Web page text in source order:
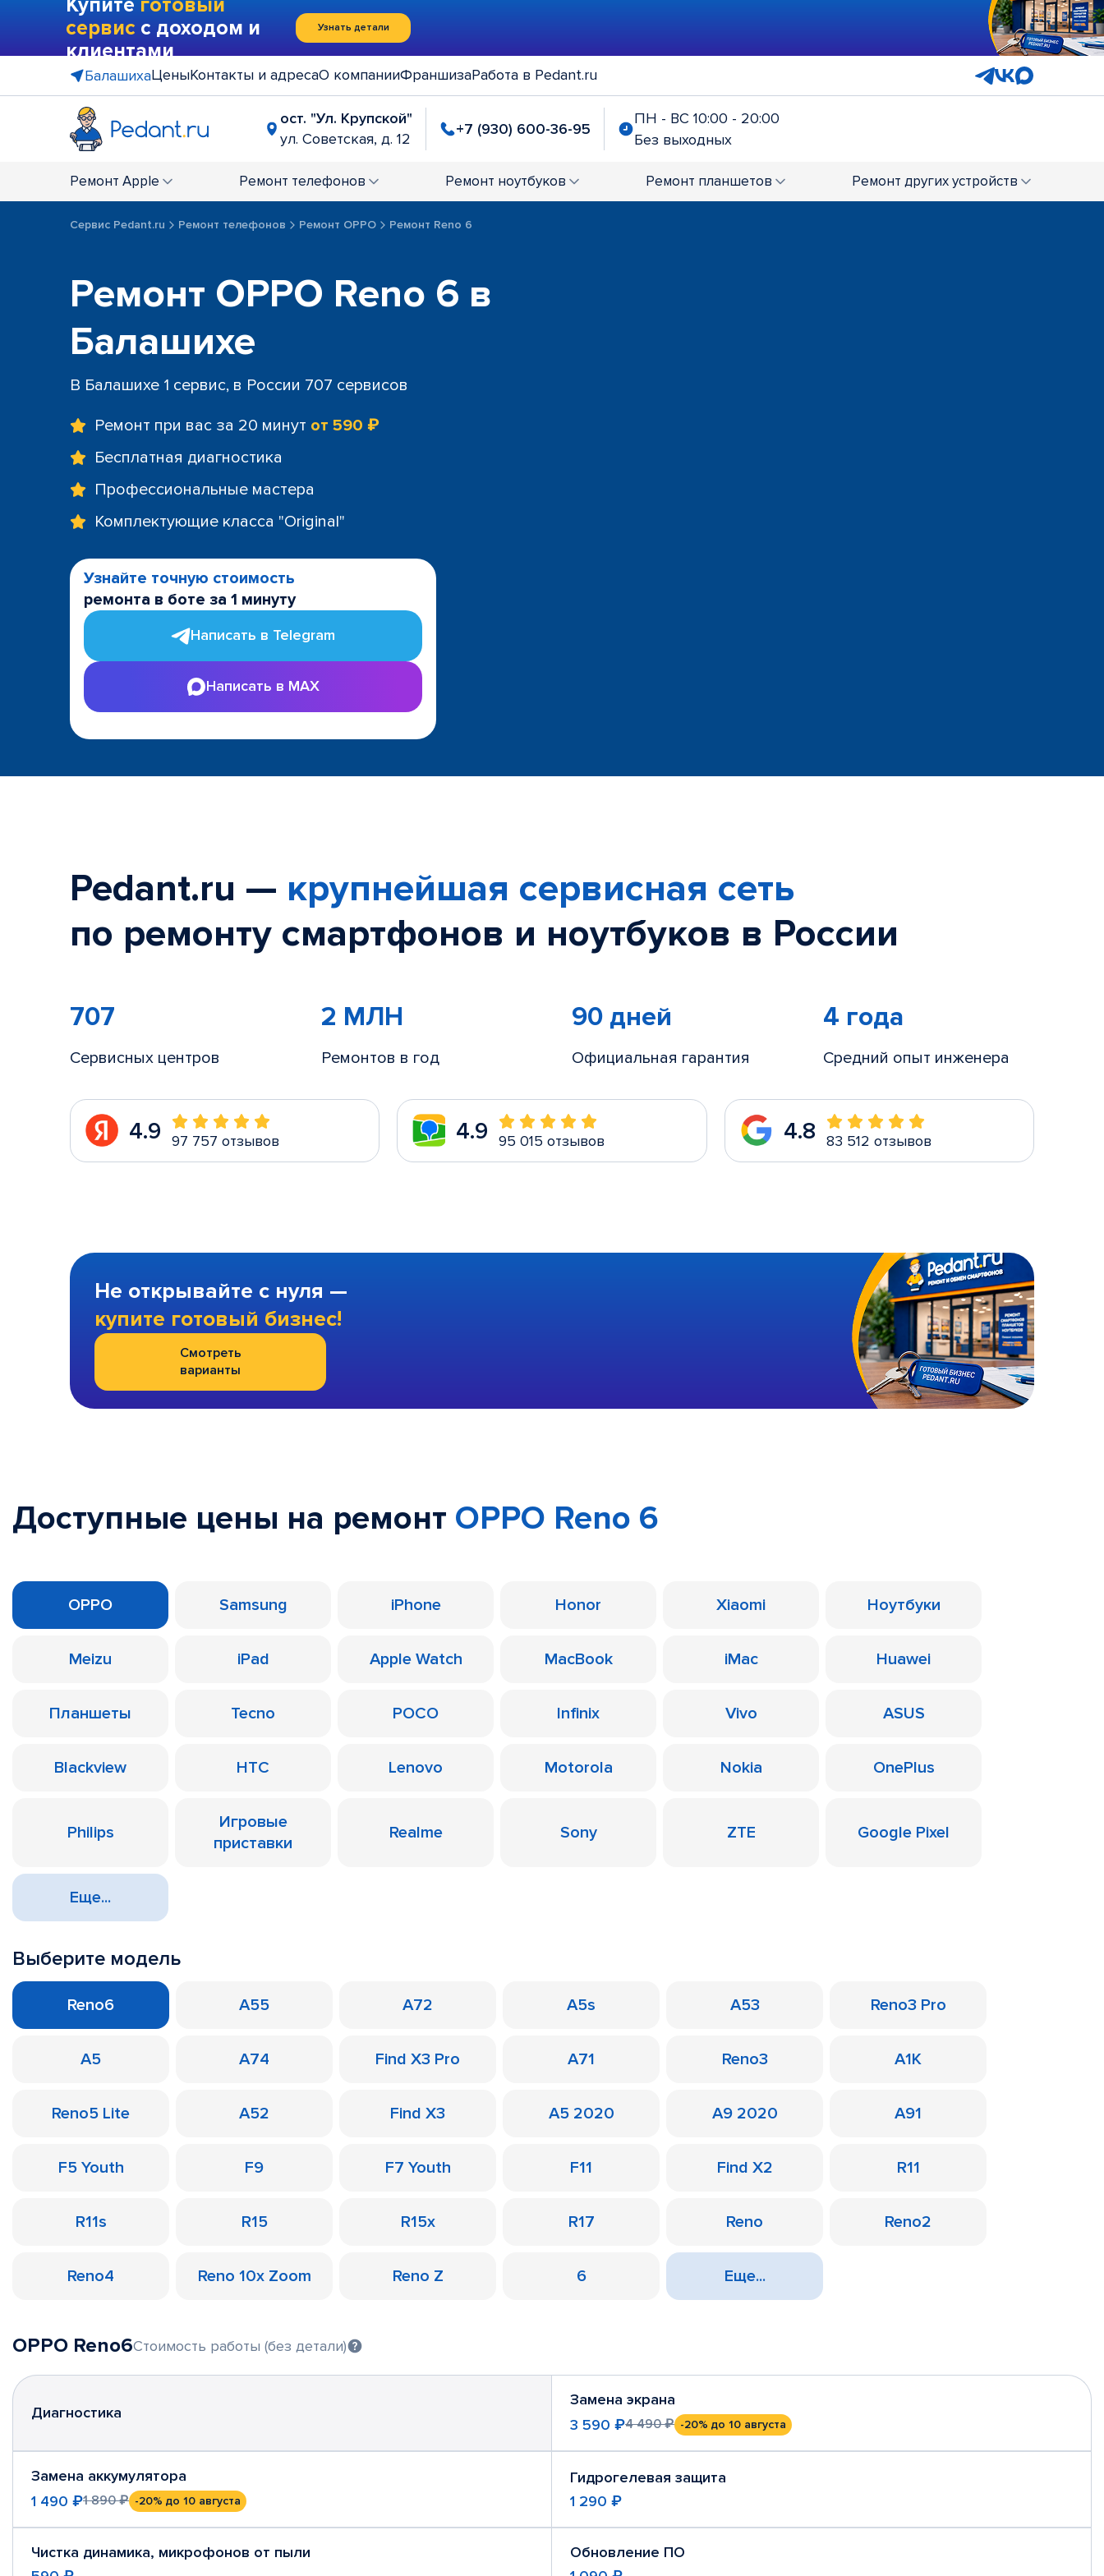
Купите готовый
сервис с доходом и
клиентами
Узнать детали
БалашихаЦеныКонтакты и адресаО компанииФраншизаРабота в Pedant.ru
ост. "Ул. Крупской"
ул. Советская, д. 12
+7 (930) 600-36-95
ПН - ВС 10:00 - 20:00
Без выходных
Ремонт Apple Ремонт телефонов Ремонт ноутбуков Ремонт планшетов Ремонт других устройств
Сервис Pedant.ru Ремонт телефонов Ремонт OPPO Ремонт Reno 6
Ремонт OPPO Reno 6 в
Балашихе
В Балашихе 1 сервис, в России 707 сервисов
Ремонт при вас за 20 минут от 590 ₽
Бесплатная диагностика
Профессиональные мастера
Комплектующие класса "Original"
Узнайте точную стоимость
ремонта в боте за 1 минуту
Написать в Telegram
Написать в MAX
Pedant.ru — крупнейшая сервисная сеть
по ремонту смартфонов и ноутбуков в России
707
Сервисных центров
2 МЛН
Ремонтов в год
90 дней
Официальная гарантия
4 года
Средний опыт инженера
4.9 97 757 отзывов 4.9 95 015 отзывов 4.8 83 512 отзывов
Не открывайте с нуля —
купите готовый бизнес!
Смотреть
варианты
Доступные цены на ремонт OPPO Reno 6
OPPO Samsung iPhone Honor Xiaomi Ноутбуки
Meizu iPad Apple Watch MacBook iMac Huawei
Планшеты Tecno POCO Infinix Vivo ASUS
Blackview HTC Lenovo Motorola Nokia OnePlus
Philips
Игровые
приставки
Realme Sony ZTE Google Pixel
Еще...
Выберите модель
Reno6 A55 A72 A5s A53 Reno3 Pro
A5 A74 Find X3 Pro A71 Reno3 A1K
Reno5 Lite A52 Find X3 A5 2020 A9 2020 A91
F5 Youth F9 F7 Youth F11 Find X2 R11
R11s R15 R15x R17 Reno Reno2
Reno4 Reno 10x Zoom Reno Z 6 Еще...
OPPO Reno6Стоимость работы (без детали)
Диагностика
Замена экрана
3 590 ₽4 490 ₽ -20% до 10 августа
Замена аккумулятора
1 490 ₽1 890 ₽ -20% до 10 августа
Гидрогелевая защита
1 290 ₽
Чистка динамика, микрофонов от пыли
Обновление ПО